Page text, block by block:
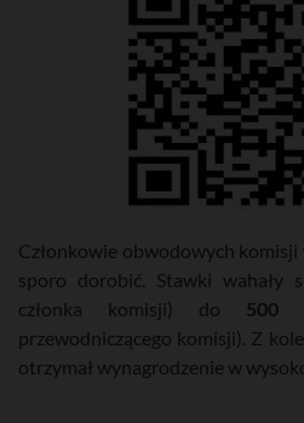
Członkowie obwodowych
sporo dorobić. Stawki wahały
członka komisji) do
500
przewodniczącego komisji). Z
otrzymał wynagrodzenie w